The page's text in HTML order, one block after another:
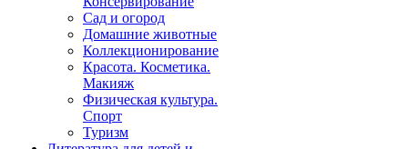
Сад и огород
Домашние животные
Коллекционирование
Красота. Косметика.
Макияж
Физическая культура.
Спорт
Туризм